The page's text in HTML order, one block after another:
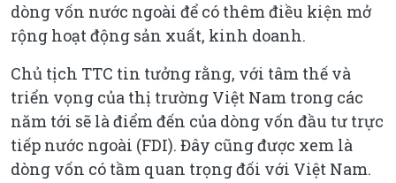
dòng vốn nước ngoài để có thêm điều kiện mở
rộng hoạt động sản xuất, kinh doanh.
Chủ tịch TTC tin tưởng rằng, với tâm thế và
triển vọng của thị trường Việt Nam trong các
năm tới sẽ là điểm đến của dòng vốn đầu tư trực
tiếp nước ngoài (FDI). Đây cũng được xem là
dòng vốn có tầm quan trọng đối với Việt Nam.